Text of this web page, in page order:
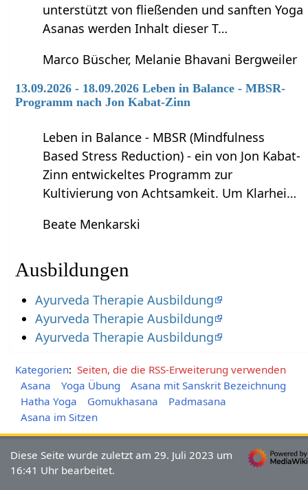
unterstützt von fließenden und sanften Yoga
Asanas werden Inhalt dieser T…
Marco Büscher, Melanie Bhavani Bergweiler
13.09.2026 - 18.09.2026 Leben in Balance - MBSR-
Programm nach Jon Kabat-Zinn
Leben in Balance - MBSR (Mindfulness
Based Stress Reduction) - ein von Jon Kabat-
Zinn entwickeltes Programm zur
Kultivierung von Achtsamkeit. Um Klarhei…
Beate Menkarski
Ausbildungen
Ayurveda Therapie Ausbildung
Ayurveda Therapie Ausbildung
Ayurveda Therapie Ausbildung
Kategorien: Seiten, die die RSS-Erweiterung verwenden
Asana
Yoga Übung
Asana mit Sanskrit Bezeichnung
Hatha Yoga
Gomukhasana
Padmasana
Asana im Sitzen
Diese Seite wurde zuletzt am 29. Juli 2023 um
16:41 Uhr bearbeitet.